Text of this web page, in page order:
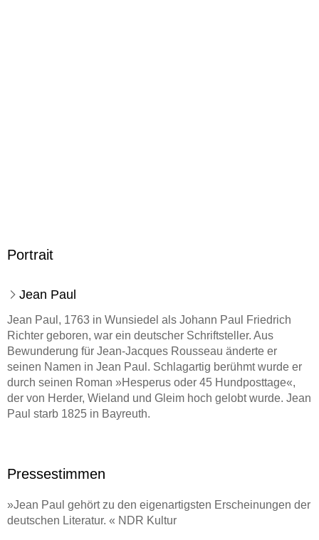
Portrait
Jean Paul
Jean Paul, 1763 in Wunsiedel als Johann Paul Friedrich
Richter geboren, war ein deutscher Schriftsteller. Aus
Bewunderung für Jean-Jacques Rousseau änderte er
seinen Namen in Jean Paul. Schlagartig berühmt wurde er
durch seinen Roman »Hesperus oder 45 Hundposttage«,
der von Herder, Wieland und Gleim hoch gelobt wurde. Jean
Paul starb 1825 in Bayreuth.
Pressestimmen
»Jean Paul gehört zu den eigenartigsten Erscheinungen der
deutschen Literatur. « NDR Kultur